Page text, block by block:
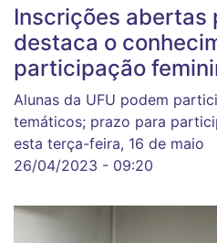
Inscrições abertas
destaca o
participação
Alunas da UFU podem
temáticos; prazo para
esta terça-feira, 16 de maio
26/04/2023 - 09:20